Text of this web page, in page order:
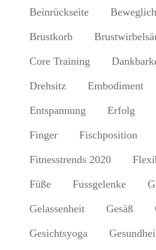
Beinrückseite
Brustkorb
Core Training
Drehsitz Embodiment
Entspannung Erfolg
Finger Fischposition
Fitnesstrends 2020
Füße Fussgelenke
Gelassenheit Gesäß
Gesichtsyoga